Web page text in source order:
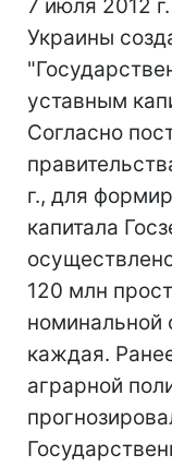
7 июля 2012
Украины
уставным
Согласно
г., для
капитала
120 млн
номинальной
каждая.
аграрной